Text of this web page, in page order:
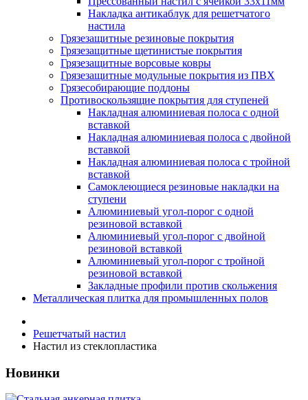
Накладка антикаблук для решетчатого
настила
Грязезащитные резиновые покрытия
Грязезащитные щетинистые покрытия
Грязезащитные ворсовые ковры
Грязезащитные модульные покрытия из ПВХ
Грязесобирающие поддоны
Противоскользящие покрытия для ступеней
Накладная алюминиевая полоса с одной
вставкой
Накладная алюминиевая полоса с двойной
вставкой
Накладная алюминиевая полоса с тройной
вставкой
Самоклеющиеся резиновые накладки на
ступени
Алюминиевый угол-порог с одной
резиновой вставкой
Алюминиевый угол-порог с двойной
резиновой вставкой
Алюминиевый угол-порог с тройной
резиновой вставкой
Закладные профили против скольжения
Металлическая плитка для промышленных полов
Решетчатый настил
Настил из стеклопластика
Новинки